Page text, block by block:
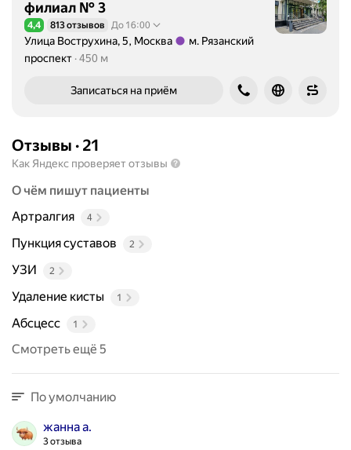
филиал № 3
Рейтинг 4,4 из 5
4,4 813 отзывов До 16:00
Улица Вострухина, 5, Москва
Метро м. Рязанский проспект Расстояние 450 м
м. Рязанский
проспект 450 м
Записаться на приём
Отзывы · 21
Как Яндекс проверяет отзывы
О чём пишут пациенты
Артралгия
4
Пункция суставов 2
УЗИ 2
Удаление кисты 1
Абсцесс 1
Смотреть ещё 5
По умолчанию
жанна а.
3 отзыва